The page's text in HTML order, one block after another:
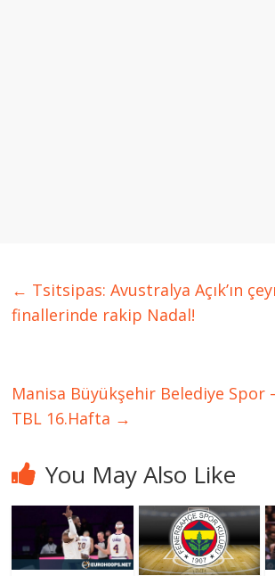
← Tsitsipas: Avustralya Açık’ın
finallerinde rakip Nadal!
Manisa Büyükşehir Belediye Spor
TBL 16.Hafta →
You May Also Like